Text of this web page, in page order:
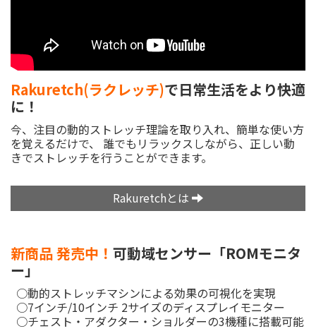
Rakuretch(ラクレッチ)で日常生活をより快適
に！
今、注目の動的ストレッチ理論を取り入れ、簡単な使い方
を覚えるだけで、
誰でもリラックスしながら、正しい動
きでストレッチを行うことができます。
Rakuretchとは
新商品 発売中！ 可動域センサー「ROMモニタ
ー」
○動的ストレッチマシンによる効果の可視化を実現
○7インチ/10インチ 2サイズのディスプレイモニター
○チェスト・アダクター・ショルダーの3機種に搭載可能